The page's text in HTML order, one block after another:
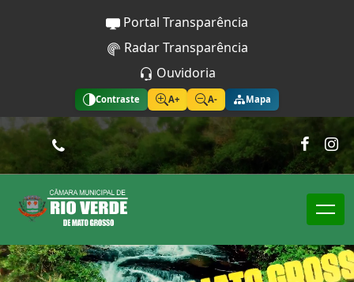
Portal Transparência
Radar Transparência
Ouvidoria
Contraste A+ A- Mapa